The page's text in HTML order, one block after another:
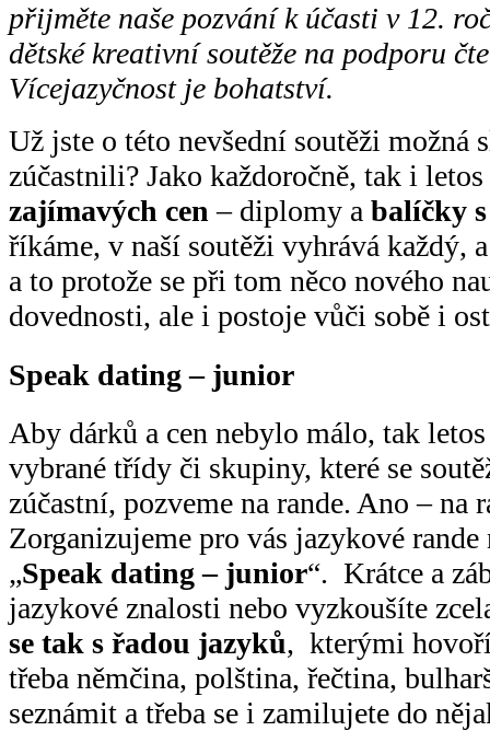
přijměte naše pozvání k účasti v 12.
dětské kreativní soutěže na podporu
Vícejazyčnost je bohatství.
Už jste o této nevšední soutěži možná
zúčastnili? Jako každoročně, tak i
zajímavých cen– diplomy a balíčky
říkáme, v naší soutěži vyhrává každý,
a to protože se při tom něco nového
dovednosti, ale i postoje vůči sobě i
Speak dating – junior
Aby dárků a cen nebylo málo, tak letos
vybrané třídy či skupiny, které se
zúčastní, pozveme na rande. Ano – na
Zorganizujeme pro vás jazykové rande
„Speak dating – junior“. Krátce a
jazykové znalosti nebo vyzkoušíte
se tak s řadou jazyků, kterými
třeba němčina, polština, řečtina,
seznámit a třeba se i zamilujete do